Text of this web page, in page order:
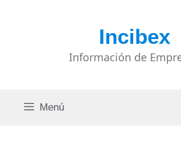
Incibex
Información de
Menú